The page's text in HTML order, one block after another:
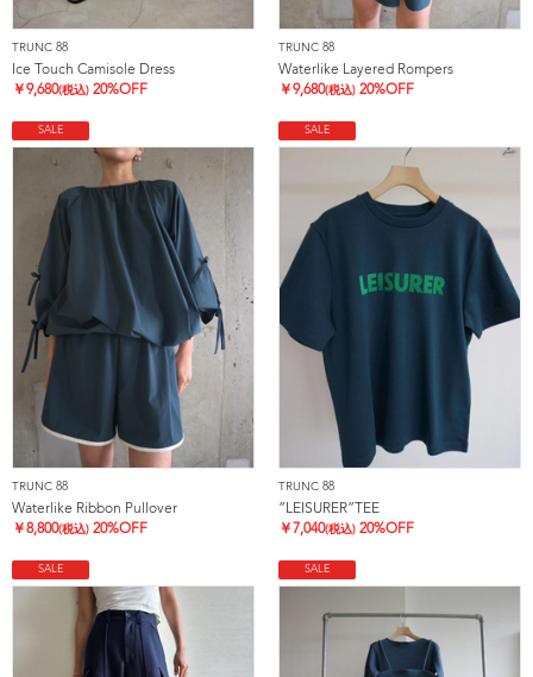
TRUNC 88
Ice Touch Camisole Dress
￥9,680(税込) 20%OFF
TRUNC 88
Waterlike Layered Rompers
￥9,680(税込) 20%OFF
SALE
TRUNC 88
Waterlike Ribbon Pullover
￥8,800(税込) 20%OFF
SALE
TRUNC 88
”LEISURER”TEE
￥ 7,040(税込) 20%OFF
SALE SALE